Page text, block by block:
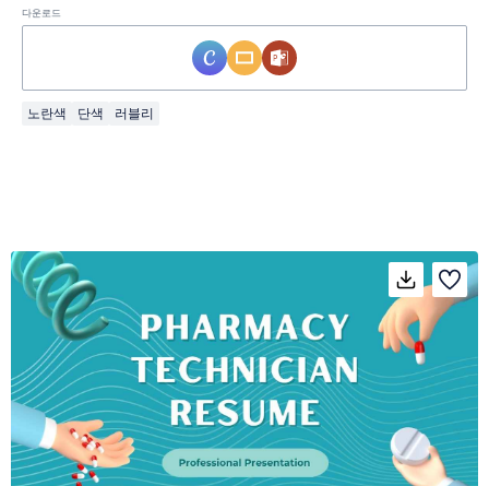
다운로드
노란색 단색 러블리